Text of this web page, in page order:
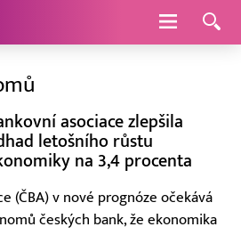
Navigace
asociace zlepšila
letošního růstu
na 3,4 procenta
(ČBA) v nové prognóze očekává
českých bank, že ekonomika